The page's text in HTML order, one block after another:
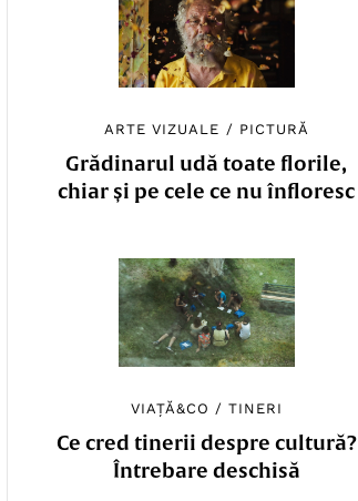
ARTE VIZUALE / PICTURĂ
Grădinarul udă toate florile,
chiar și pe cele ce nu înfloresc
VIAȚĂ&CO /TINERI
Ce cred tinerii despre cultură?
Întrebare deschisă